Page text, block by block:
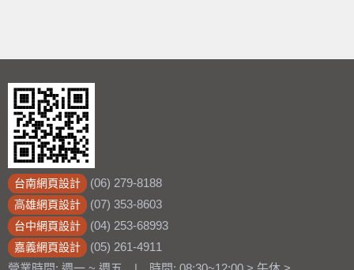
台南網頁設計 (06) 279-8188
高雄網頁設計 (07) 353-8603
台中網頁設計 (04) 253-68993
嘉義網頁設計
(05) 261-4911